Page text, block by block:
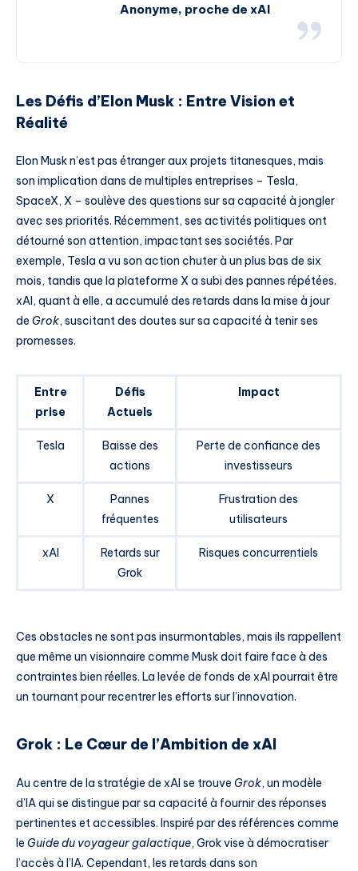
Anonyme, proche de xAI
Les Défis d’Elon Musk : Entre Vision et
Réalité
Elon Musk n’est pas étranger aux projets titanesques, mais
son implication dans de multiples entreprises – Tesla,
SpaceX, X – soulève des questions sur sa capacité à jongler
avec ses priorités. Récemment, ses activités politiques ont
détourné son attention, impactant ses sociétés. Par
exemple, Tesla a vu son action chuter à un plus bas de six
mois, tandis que la plateforme X a subi des pannes répétées.
xAI, quant à elle, a accumulé des retards dans la mise à jour
de Grok, suscitant des doutes sur sa capacité à tenir ses
promesses.
Entre
prise
Défis
Actuels
Impact
Tesla
Baisse des
actions
Perte de confiance des
investisseurs
X
Pannes
fréquentes
Frustration des
utilisateurs
xAI
Retards sur
Grok
Risques concurrentiels
Ces obstacles ne sont pas insurmontables, mais ils rappellent
que même un visionnaire comme Musk doit faire face à des
contraintes bien réelles. La levée de fonds de xAI pourrait être
un tournant pour recentrer les efforts sur l’innovation.
Grok : Le Cœur de l’Ambition de xAI
Au centre de la stratégie de xAI se trouve Grok, un modèle
d’IA qui se distingue par sa capacité à fournir des réponses
pertinentes et accessibles. Inspiré par des références comme
le Guide du voyageur galactique, Grok vise à démocratiser
l’accès à l’IA. Cependant, les retards dans son